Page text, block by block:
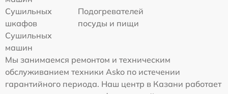
Сушильных
шкафов
Подогревателей
посуды и пищи
Сушильных
машин
Мы занимаемся ремонтом и техническим
обслуживанием техники Asko по истечении
гарантийного периода. Наш центр в Казани работает